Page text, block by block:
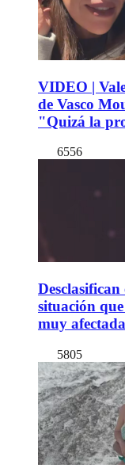
VIDEO |
de Vasco
"Quizá la
6556
situación
muy
5805